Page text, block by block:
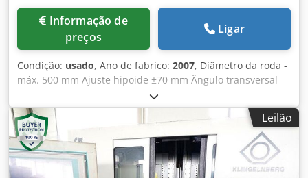
preços
Ligar
Condição: usado, Ano de fabrico: 2007, Diâmetro da roda -
máx. 500 mm Ajuste hipoide ±70 mm Ângulo transversal
do eixo 90 ° Distância do eixo Y 150 - 350 mm Distância do
eixo Z 120 - 340 mm Gama de velocidades - infinitamente
variável 0 - 5000 rpm Binário no fuso 57 Nm Cone 99,2 mm
Força de extração - fixação da ferramenta 23000 N Binário
de travagem máx. 93 Nm Carga total ligada 20 kVA
Potência total necessária 15 kW Peso da máquina aprox. 6
Leilão